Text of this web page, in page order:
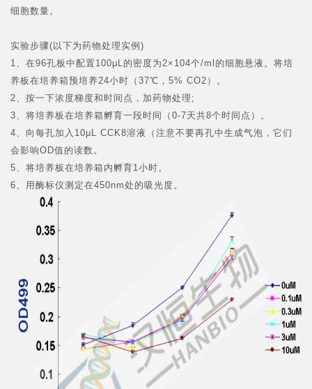
细胞数量。
实验步骤(以下为药物处理实例)
1、在96孔板中配置100μL的密度为2×104个/ml的细胞悬液。将培
养板在培养箱预培养24小时（37℃，5% CO2 ）。
2、按一下浓度梯度和时间点，加药物处理;
3、将培养板在培养箱孵育一段时间（0-7天共8个时间点）。
4、向每孔加入10μL CCK8溶液（注意不要再孔中生成气泡，它们
会影响OD值的读数。
5、将培养板在培养箱内孵育1小时。
6、用酶标仪测定在450nm处的吸光度。